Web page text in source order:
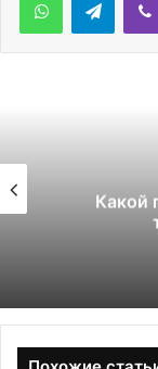
Какой